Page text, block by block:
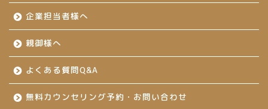
企業担当者様へ
親御様へ
よくある質問Q&A
無料カウンセリング予約・お問い合わせ